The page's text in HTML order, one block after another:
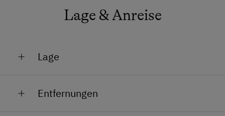
Lage & Anreise
Lage
Lage im Grünen
Entfernungen